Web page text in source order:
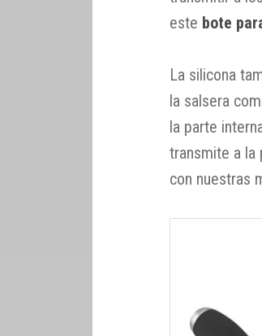
este bote
La silicona
la salsera
la parte
transmite a la
con nuestras